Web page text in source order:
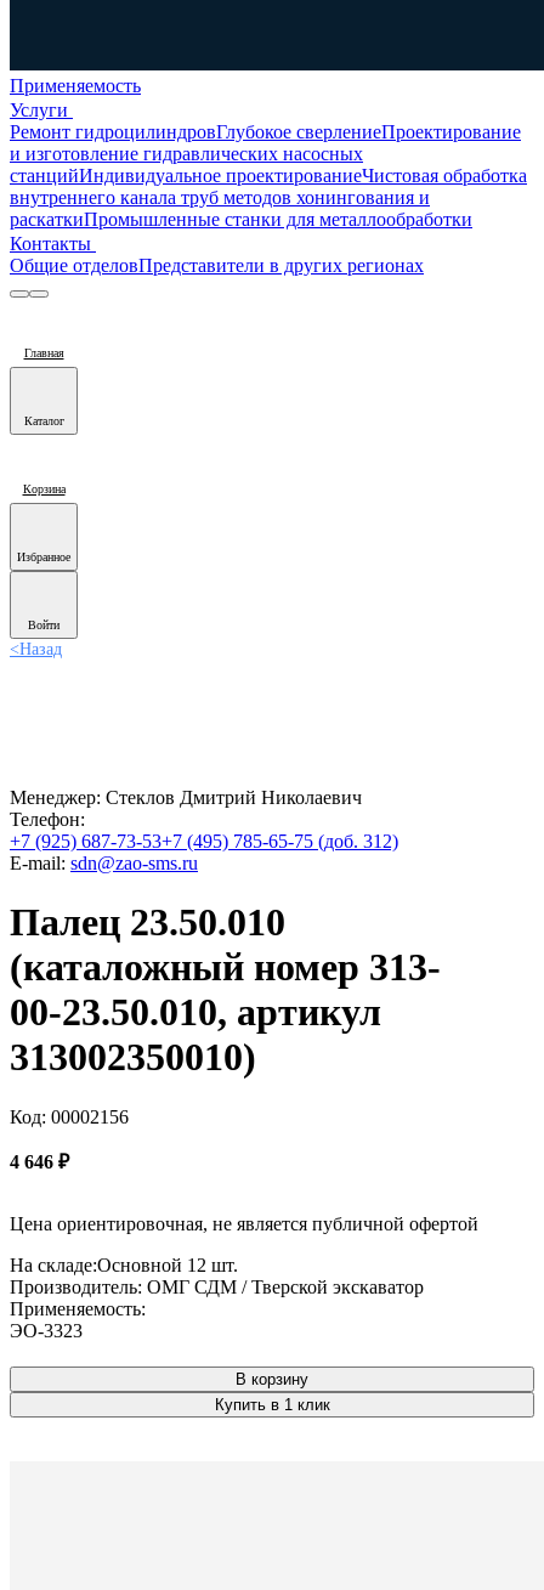
Применяемость
Услуги
Ремонт гидроцилиндровГлубокое сверлениеПроектирование
и изготовление гидравлических насосных
станцийИндивидуальное проектированиеЧистовая обработка
внутреннего канала труб методов хонингования и
раскаткиПромышленные станки для металлообработки
Контакты
Общие отделовПредставители в других регионах
Главная
Каталог
Корзина
Избранное
Войти
<Назад
Менеджер: Стеклов Дмитрий Николаевич
Телефон:
+7 (925) 687-73-53+7 (495) 785-65-75 (доб. 312)
E-mail: sdn@zao-sms.ru
Палец 23.50.010
(каталожный номер 313-
00-23.50.010, артикул
313002350010)
Код: 00002156
4 646 ₽
Цена ориентировочная, не является публичной офертой
На складе:Основной 12 шт.
Производитель: ОМГ СДМ / Тверской экскаватор
Применяемость:
ЭО-3323
В корзину
Купить в 1 клик